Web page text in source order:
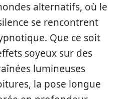
alternatifs, où le
se rencontrent
Que ce soit
soyeux sur des
lumineuses
la pose longue